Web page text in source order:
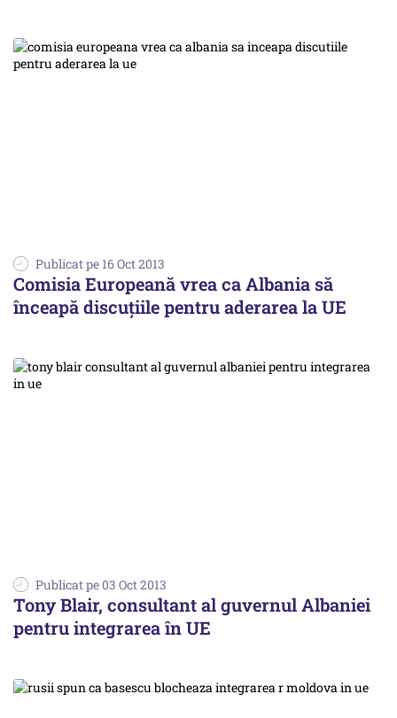
Publicat pe 16 Oct 2013
Comisia Europeană vrea ca Albania să
înceapă discuțiile pentru aderarea la UE
Publicat pe 03 Oct 2013
Tony Blair, consultant al guvernul Albaniei
pentru integrarea în UE